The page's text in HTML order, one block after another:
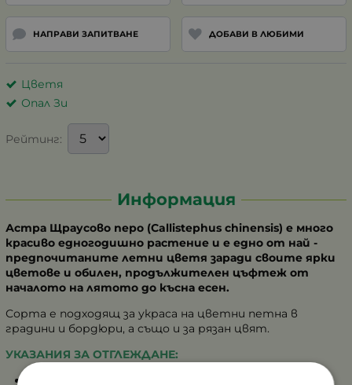
НАПРАВИ ЗАПИТВАНЕ ДОБАВИ В ЛЮБИМИ
Цветя
Опал Зи
Рейтинг:
Информация
Астра Щраусово перо (Callistephus chinensis) е много
красиво едногодишно растение и е едно от най -
предпочитаните летни цветя заради своите ярки
цветове и обилен, продължителен цъфтеж от
началото на лятото до късна есен.
Сорта е подходящ за украса на цветни петна в
градини и бордюри, а също и за рязан цвят.
УКАЗАНИЯ ЗА ОТГЛЕЖДАНЕ: